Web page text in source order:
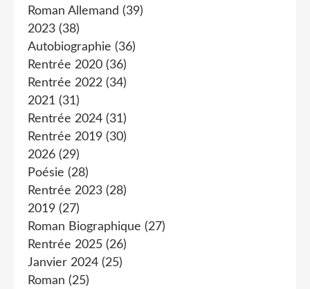
Roman Allemand (39)
2023 (38)
Autobiographie (36)
Rentrée 2020 (36)
Rentrée 2022 (34)
2021 (31)
Rentrée 2024 (31)
Rentrée 2019 (30)
2026 (29)
Poésie (28)
Rentrée 2023 (28)
2019 (27)
Roman Biographique (27)
Rentrée 2025 (26)
Janvier 2024 (25)
Roman (25)